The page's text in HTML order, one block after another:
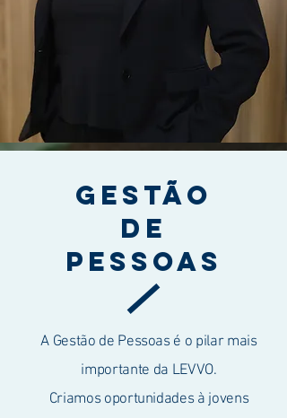
gestão
de
pessoas
A Gestão de Pessoas é o pilar mais
importante da LEVVO.
Criamos oportunidades à jovens